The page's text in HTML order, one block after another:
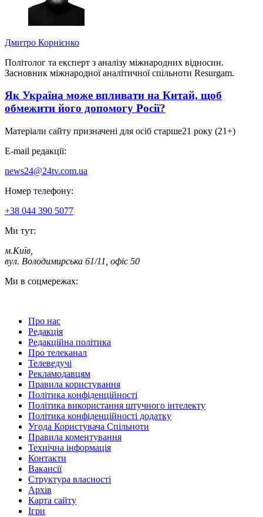
Дмитро Корнієнко
Політолог та експерт з аналізу міжнародних відносин.
Засновник міжнародної аналітичної спільноти Resurgam.
Як Україна може впливати на Китай, щоб
обмежити його допомогу Росії?
Матеріали сайту призначені для осіб старше21 року (21+)
E-mail редакції:
news24@24tv.com.ua
Номер телефону:
+38 044 390 5077
Ми тут:
м.Київ
вул. Володимирська 61/11, офіс 50
Ми в соцмережах:
Про нас
Редакція
Редакційна політика
Про телеканал
Телеведучі
Рекламодавцям
Правила користування
Політика конфіденційності
Політика використання штучного інтелекту
Політика конфіденційності додатку
Угода Користувача Спільноти
Правила коментування
Технічна інформація
Контакти
Вакансії
Структура власності
Архів
Карта сайту
Ігри